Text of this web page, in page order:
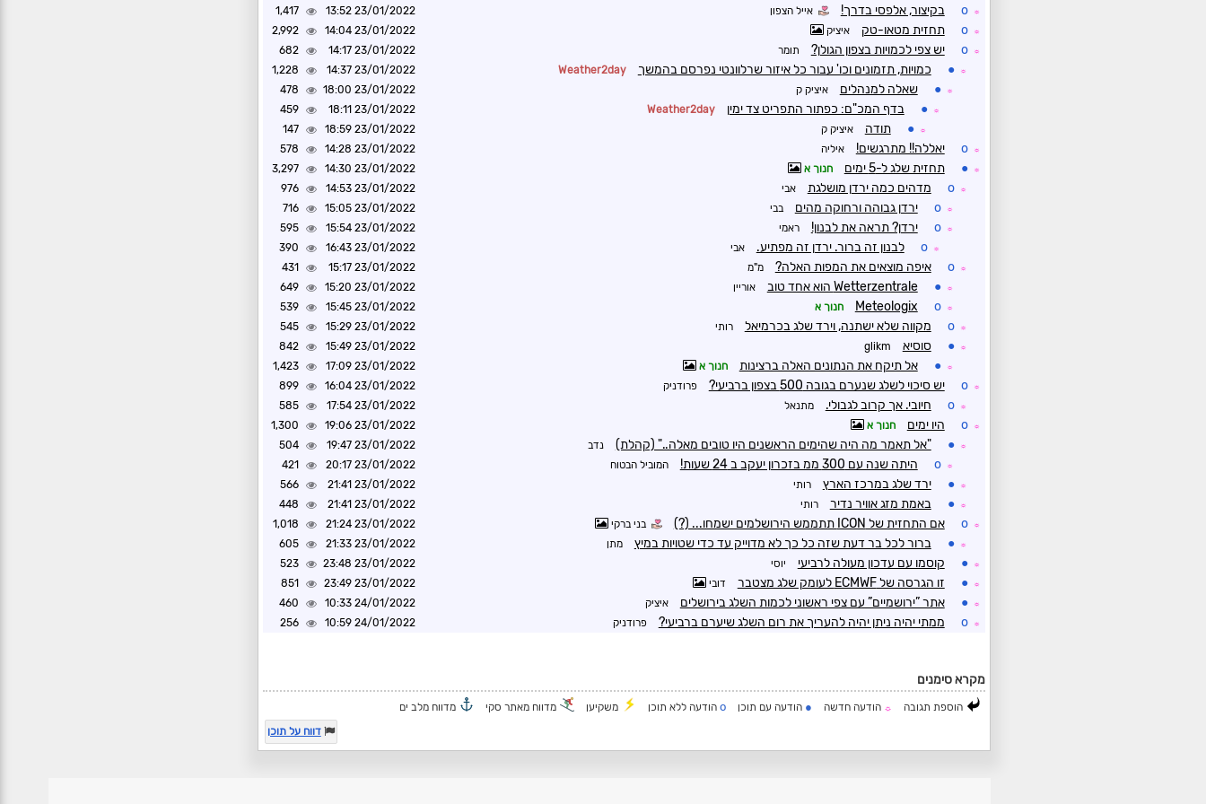
☼
o בקיצור, אלפסי בדרך! אייל הצפון 23/01/2022 13:52
1,417
☼
o תחזית מטאו-טק איציק 23/01/2022 14:04
2,992
☼
o יש צפי לכמויות בצפון הגולן? תומר 23/01/2022 14:17
682
☼
● כמויות, תזמונים וכו' עבור כל איזור שרלוונטי נפרסם בהמשך Weather2day
23/01/2022 14:37
1,228
☼
● שאלה למנהלים איציק ק 23/01/2022 18:00
478
☼
● בדף המכ"ם: כפתור התפריט צד ימין Weather2day
23/01/2022 18:11
459
☼
● תודה איציק ק 23/01/2022 18:59
147
☼
o יאללה!! מתרגשים! איליה 23/01/2022 14:28
578
☼
● תחזית שלג ל-5 ימים חנוך א 23/01/2022 14:30
3,297
☼
o מדהים כמה ירדן מושלגת אבי 23/01/2022 14:53
976
☼
o ירדן גבוהה ורחוקה מהים בבי 23/01/2022 15:05
716
☼
o ירדן? תראה את לבנון! ראמי 23/01/2022 15:54
595
☼
o לבנון זה ברור. ירדן זה מפתיע. אבי 23/01/2022 16:43
390
☼
o איפה מוצאים את המפות האלה? מ"מ 23/01/2022 15:17
431
☼
● Wetterzentrale הוא אחד טוב אוריין 23/01/2022 15:20
649
☼
o
Meteologix חנוך א 23/01/2022 15:45
539
☼
o מקווה שלא ישתנה, וירד שלג בכרמיאל רותי 23/01/2022 15:29
545
☼
● סוסיא glikm
23/01/2022 15:49
842
☼
● אל תיקח את הנתונים האלה ברצינות חנוך א 23/01/2022 17:09
1,423
☼
o יש סיכוי לשלג שנערם בגובה 500 בצפון ברביעי? פרודניק 23/01/2022 16:04
899
☼
o חיובי. אך קרוב לגבולי. מתנאל 23/01/2022 17:54
585
☼
o היו ימים חנוך א 23/01/2022 19:06
1,300
☼
● "אל תאמר מה היה שהימים הראשנים היו טובים מאלה.." (קהלת) נדב 23/01/2022 19:47
504
☼
o היתה שנה עם 300 ממ בזכרון יעקב ב 24 שעות! המוביל הבטוח 23/01/2022 20:17
421
☼
● ירד שלג במרכז הארץ רותי 23/01/2022 21:41
566
☼
● באמת מזג אוויר נדיר רותי 23/01/2022 21:41
448
☼
o אם התחזית של ICON תתממש הירושלמים ישמחו... (?) בני ברקי 23/01/2022 21:24
1,018
☼
● ברור לכל בר דעת שזה כל כך לא מדוייק עד כדי שטויות במיץ מתן 23/01/2022 21:33
605
☼
● קוסמו עם עדכון מעולה לרביעי יוסי 23/01/2022 23:48
523
☼
● זו הגרסה של ECMWF לעומק שלג מצטבר דובי 23/01/2022 23:49
851
☼
● אתר ”ירושמיים” עם צפי ראשוני לכמות השלג בירושלים איציק 24/01/2022 10:33
460
☼
o ממתי יהיה ניתן יהיה להעריך את רום השלג שיערם ברביעי? פרודניק 24/01/2022 10:59
256
מקרא סימנים
הוספת תגובה ☼ הודעה חדשה ● הודעה עם תוכן o הודעה ללא תוכן משקיען מדווח מאתר סקי
מדווח מלב ים
דווח על תוכן